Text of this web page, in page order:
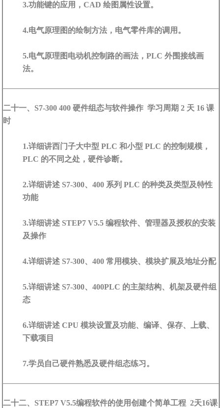
3.功能键的应用，CAD 绘图属性设置。
4.电气原理图的绘制方法，电气零件库的调用。
5.电气原理图电动机控制路的画法，PLC 外围接线画
法。
二十一、S7-300 400 硬件组态与软件操作 学习周期 2 天 16 课
时
1.详细讲西门子大中型 PLC 和小型 PLC 的控制规模，
PLC 的不同之处，硬件诊断。
2.详细讲述 S7-300、400 系列 PLC 的种类及类型及特性
功能
3.详细讲述 STEP7 V5.5 编程软件、管理器及授权的安装
及操作
4.详细讲述 S7-300、400 常用模块、模块扩展及地址分配
5.详细讲述 S7-300、400PLC 的主架结构、机架及硬件组
态
6.详细讲述 CPU 模块设置及功能、编译、保存、上载、
下载项目
7.学员自己硬件熟悉及硬件组态练习。
二十二、STEP7 V5.5编程软件的使用创建个简单工程 2天16课